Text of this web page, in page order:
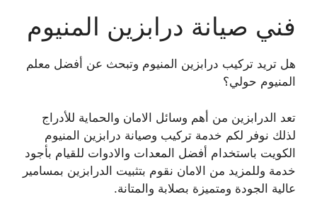
فني صيانة درابزين المنيوم
هل تريد تركيب درابزين المنيوم وتبحث عن أفضل معلم
المنيوم حولي؟
تعد الدرابزين من أهم وسائل الامان والحماية للأدراج
لذلك نوفر لكم خدمة تركيب وصيانة درابزين المنيوم
الكويت باستخدام أفضل المعدات والادوات للقيام بأجود
خدمة وللمزيد من الامان نقوم بتثبيت الدرابزين بمسامير
عالية الجودة ومتميزة بصلابة والمتانة.